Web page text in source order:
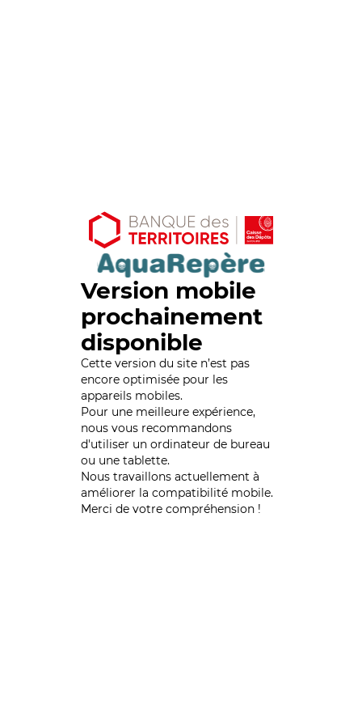
Version mobile
prochainement
disponible
Cette version du site n’est pas
encore optimisée pour les
appareils mobiles.
Pour une meilleure expérience,
nous vous recommandons
d'utiliser un ordinateur de bureau
ou une tablette.
Nous travaillons actuellement à
améliorer la compatibilité mobile.
Merci de votre compréhension !